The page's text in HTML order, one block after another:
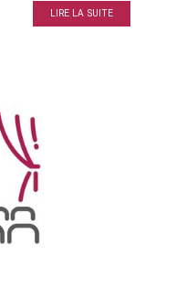
LIRE LA SUITE